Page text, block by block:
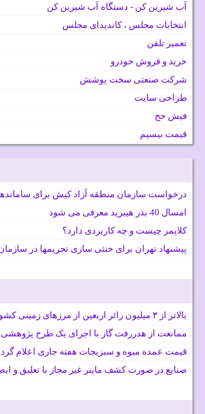
آب شیرین کن - دستگاه آب شیرین کن
انتخابات مجلس ، کاندیدای مجلس
تعمیر تلفن
خرید و فروش خودرو
شرکت صنعتی سخت پوشش
طراحی سایت
فیش حج
قیمت بیسیم
درخواست سازمان منطقه آزاد کیش برای
امسال 40 بذر هیبرید معرفی می شود
کلایمر چیست و چه کاربردی دارد؟
پیشنهاد تهران برای خنثی سازی تحریمها در
بالاتر از ۳ میلیون زائر اربعین از مرزهای زمینی کشور خارج شدند
ممانعت از هدررفت گاز با اجرای یک طرح پژوهشی
قیمت عمده میوه و سبزیجات هفته جاری اعلام
صنایع در صورت کشف ماینر غیر مجاز با تعلیق و